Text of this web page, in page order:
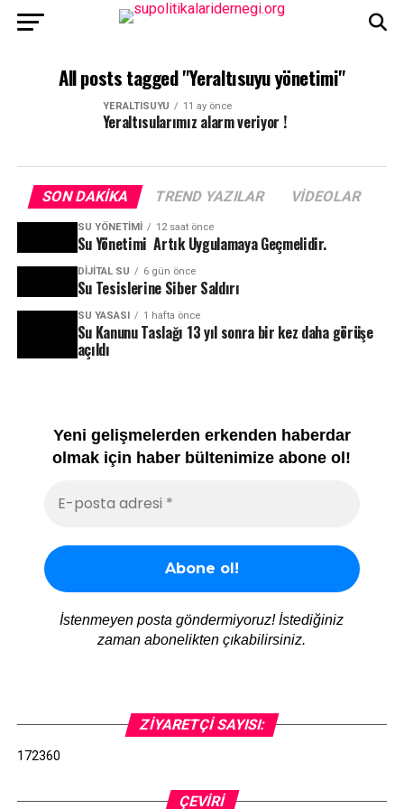
All posts tagged "Yeraltısuyu yönetimi"
YERALTISUYU 11 ay önce
Yeraltısularımız alarm veriyor !
SON DAKIKA TREND YAZILAR VIDEOLAR
SU YÖNETIMI 12 saat önce
Su Yönetimi Artık Uygulamaya Geçmelidir.
DIJITAL SU 6 gün önce
Su Tesislerine Siber Saldırı
SU YASASI 1 hafta önce
Su Kanunu Taslağı 13 yıl sonra bir kez daha görüşe
açıldı
Yeni gelişmelerden erkenden haberdar
olmak için haber bültenimize abone ol!
İstenmeyen posta göndermiyoruz! İstediğiniz
zaman abonelikten çıkabilirsiniz.
ZIYARETÇI SAYISI:
172360
ÇEVIRI